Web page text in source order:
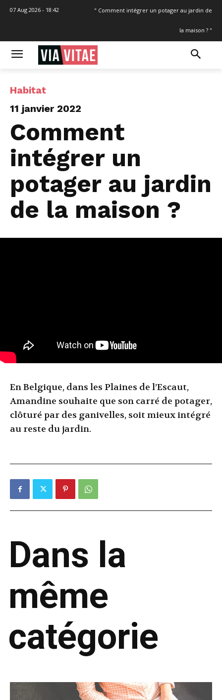
07 Aug 2026 - 18:42 " Comment intégrer un potager au jardin de
la maison ? "
Habitat
11 janvier 2022
Comment
intégrer un
potager au jardin
de la maison ?
En Belgique, dans les Plaines de l’Escaut,
Amandine souhaite que son carré de potager,
clôturé par des ganivelles, soit mieux intégré
au reste du jardin.
Dans la
même
catégorie